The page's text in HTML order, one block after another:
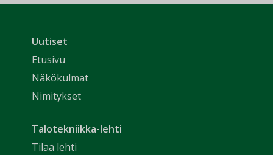
Uutiset
Etusivu
Näkökulmat
Nimitykset
Talotekniikka-lehti
Tilaa lehti